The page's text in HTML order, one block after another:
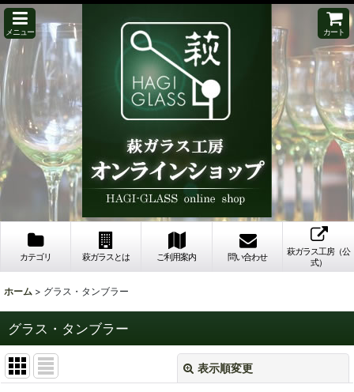
メニュー カート
カテゴリ 萩ガラスとは ご利用案内 問い合わせ
萩ガラス工房（公
式）
ホーム > グラス・タンブラー
グラス・タンブラー
表示順変更